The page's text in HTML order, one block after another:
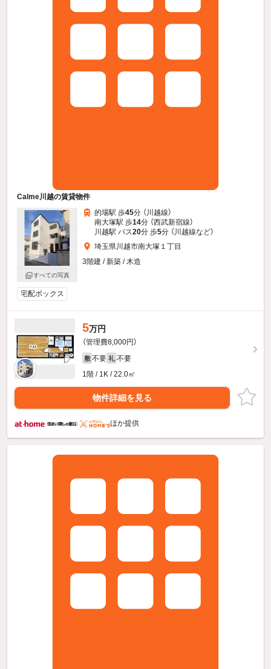
Calme川越の賃貸物件
すべての写真
的場駅 歩45分 （川越線）
南大塚駅 歩14分 （西武新宿線）
川越駅 バス20分 歩5分 （川越線など）
埼玉県川越市南大塚１丁目
3階建 / 新築 / 木造
宅配ボックス
5万円
（管理費8,000円）
敷 不要 礼 不要
1階 / 1K / 22.0㎡
物件詳細を見る
ほか提供